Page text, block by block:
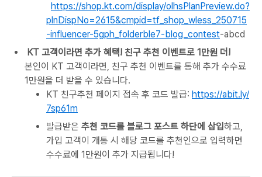
https://shop.kt.com/display/olhsPlanPreview.do?
plnDispNo=2615&cmpid=tf_shop_wless_250715
-influencer-5gph_folderble7-blog_contest-abcd
KT 고객이라면 추가 혜택! 친구 추천 이벤트로 1만원 더!
본인이 KT 고객이라면, 친구 추천 이벤트를 통해 추가 수수료
1만원을 더 받을 수 있습니다.
KT 친구추천 페이지 접속 후 코드 발급: https://abit.ly/
7sp61m
발급받은 추천 코드를 블로그 포스트 하단에 삽입하고,
가입 고객이 개통 시 해당 코드를 추천인으로 입력하면
수수료에 1만원이 추가 지급됩니다!